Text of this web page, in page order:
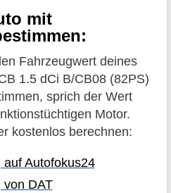
mit
Fahrzeugwert deines
1.5 dCi B/CB08 (82PS)
sprich der Wert
Motor.
kostenlos berechnen:
Autofokus24
von DAT